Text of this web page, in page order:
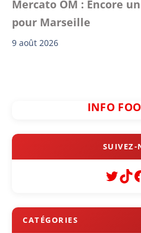
Mercato OM : Encore
pour Marseille
9 août 2026
INFO